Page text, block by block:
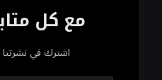
مع كل
اشترك في نشرتنا